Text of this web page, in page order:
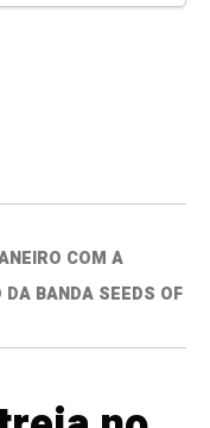
COM A
DA BANDA SEEDS OF